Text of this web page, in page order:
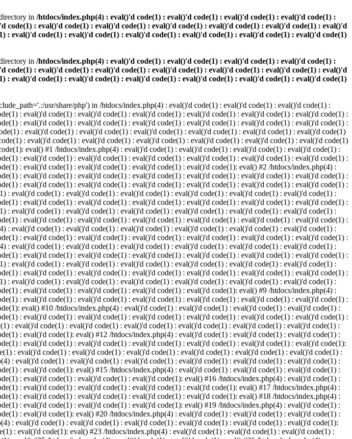
in /htdocs/index.php(4) : eval()'d code(1) : eval()'d code(1) : eval()'d code(1) : eval()'d code(1) :
: eval()'d code(1) : eval()'d code(1) : eval()'d code(1) : eval()'d code(1) : eval()'d code(1) : eval()'d
eval()'d code(1) : eval()'d code(1) : eval()'d code(1) : eval()'d code(1) : eval()'d code(1) : eval()'d code(1)
in /htdocs/index.php(4) : eval()'d code(1) : eval()'d code(1) : eval()'d code(1) : eval()'d code(1) :
: eval()'d code(1) : eval()'d code(1) : eval()'d code(1) : eval()'d code(1) : eval()'d code(1) : eval()'d
eval()'d code(1) : eval()'d code(1) : eval()'d code(1) : eval()'d code(1) : eval()'d code(1) : eval()'d code(1)
usr/share/php') in /htdocs/index.php(4) : eval()'d code(1) : eval()'d code(1) : eval()'d code(1) :
: eval()'d code(1) : eval()'d code(1) : eval()'d code(1) : eval()'d code(1) : eval()'d code(1) : eval()'d code(1) :
: eval()'d code(1) : eval()'d code(1) : eval()'d code(1) : eval()'d code(1) : eval()'d code(1) : eval()'d code(1) :
: eval()'d code(1) : eval()'d code(1) : eval()'d code(1) : eval()'d code(1) : eval()'d code(1) : eval()'d code(1)
: eval()'d code(1) : eval()'d code(1) : eval()'d code(1) : eval()'d code(1) : eval()'d code(1) : eval()'d code(1)
eval() #1 /htdocs/index.php(4) : eval()'d code(1) : eval()'d code(1) : eval()'d code(1) : eval()'d code(1) :
: eval()'d code(1) : eval()'d code(1) : eval()'d code(1) : eval()'d code(1) : eval()'d code(1) : eval()'d code(1) :
: eval()'d code(1) : eval()'d code(1) : eval()'d code(1) : eval()'d code(1): eval() #2 /htdocs/index.php(4) :
: eval()'d code(1) : eval()'d code(1) : eval()'d code(1) : eval()'d code(1) : eval()'d code(1) : eval()'d code(1) :
: eval()'d code(1) : eval()'d code(1) : eval()'d code(1) : eval()'d code(1) : eval()'d code(1) : eval()'d code(1) :
eval()'d code(1) : eval()'d code(1) : eval()'d code(1) : eval()'d code(1) : eval()'d code(1) : eval()'d code(1) :
: eval()'d code(1) : eval()'d code(1) : eval()'d code(1) : eval()'d code(1) : eval()'d code(1) : eval()'d code(1) :
eval()'d code(1) : eval()'d code(1) : eval()'d code(1) : eval()'d code(1) : eval()'d code(1) : eval()'d code(1) :
: eval()'d code(1) : eval()'d code(1) : eval()'d code(1) : eval()'d code(1) : eval()'d code(1) : eval()'d code(1) :
eval()'d code(1) : eval()'d code(1) : eval()'d code(1) : eval()'d code(1) : eval()'d code(1) : eval()'d code(1) :
: eval()'d code(1) : eval()'d code(1) : eval()'d code(1) : eval()'d code(1) : eval()'d code(1) : eval()'d code(1) :
eval()'d code(1) : eval()'d code(1) : eval()'d code(1) : eval()'d code(1) : eval()'d code(1) : eval()'d code(1) :
: eval()'d code(1) : eval()'d code(1) : eval()'d code(1) : eval()'d code(1) : eval()'d code(1) : eval()'d code(1) :
eval()'d code(1) : eval()'d code(1) : eval()'d code(1) : eval()'d code(1) : eval()'d code(1) : eval()'d code(1) :
: eval()'d code(1) : eval()'d code(1) : eval()'d code(1) : eval()'d code(1) : eval()'d code(1) : eval()'d code(1) :
eval()'d code(1) : eval()'d code(1) : eval()'d code(1) : eval()'d code(1) : eval()'d code(1) : eval()'d code(1) :
: eval()'d code(1) : eval()'d code(1) : eval()'d code(1) : eval()'d code(1): eval() #9 /htdocs/index.php(4) :
: eval()'d code(1) : eval()'d code(1) : eval()'d code(1) : eval()'d code(1) : eval()'d code(1) : eval()'d code(1) :
eval() #10 /htdocs/index.php(4) : eval()'d code(1) : eval()'d code(1) : eval()'d code(1) : eval()'d code(1) :
: eval()'d code(1) : eval()'d code(1) : eval()'d code(1) : eval()'d code(1) : eval()'d code(1) : eval()'d code(1) :
: eval()'d code(1) : eval()'d code(1) : eval()'d code(1) : eval()'d code(1) : eval()'d code(1) : eval()'d code(1) :
: eval()'d code(1): eval() #12 /htdocs/index.php(4) : eval()'d code(1) : eval()'d code(1) : eval()'d code(1) :
: eval()'d code(1) : eval()'d code(1) : eval()'d code(1) : eval()'d code(1) : eval()'d code(1) : eval()'d code(1):
: eval()'d code(1) : eval()'d code(1) : eval()'d code(1) : eval()'d code(1) : eval()'d code(1) : eval()'d code(1) :
: eval()'d code(1) : eval()'d code(1) : eval()'d code(1) : eval()'d code(1) : eval()'d code(1) : eval()'d code(1) :
: eval()'d code(1): eval() #15 /htdocs/index.php(4) : eval()'d code(1) : eval()'d code(1) : eval()'d code(1) :
: eval()'d code(1) : eval()'d code(1) : eval()'d code(1): eval() #16 /htdocs/index.php(4) : eval()'d code(1) :
: eval()'d code(1) : eval()'d code(1) : eval()'d code(1) : eval()'d code(1): eval() #17 /htdocs/index.php(4) :
: eval()'d code(1) : eval()'d code(1) : eval()'d code(1) : eval()'d code(1): eval() #18 /htdocs/index.php(4) :
: eval()'d code(1) : eval()'d code(1) : eval()'d code(1): eval() #19 /htdocs/index.php(4) : eval()'d code(1) :
: eval()'d code(1): eval() #20 /htdocs/index.php(4) : eval()'d code(1) : eval()'d code(1) : eval()'d code(1) :
: eval()'d code(1) : eval()'d code(1) : eval()'d code(1) : eval()'d code(1) : eval()'d code(1) : eval()'d code(1):
: eval()'d code(1): eval() #23 /htdocs/index.php(4) : eval()'d code(1) : eval()'d code(1) : eval()'d code(1) :